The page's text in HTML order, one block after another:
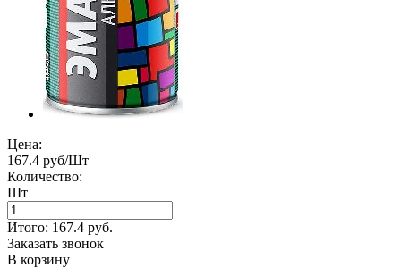
Цена:
167.4 руб/Шт
Количество:
Шт
Итого: 167.4 руб.
Заказать звонок
В корзину